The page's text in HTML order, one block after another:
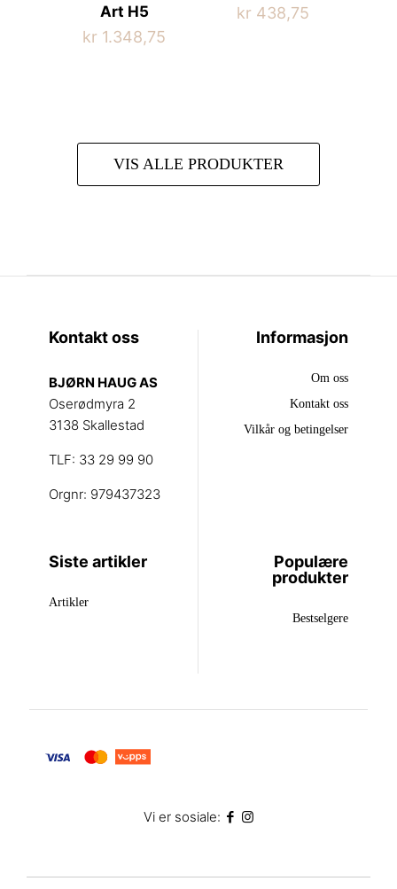
Art H5
kr 1.348,75
kr 438,75
VIS ALLE PRODUKTER
Kontakt oss
BJØRN HAUG AS
Oserødmyra 2
3138 Skallestad
TLF: 33 29 99 90
Orgnr: 979437323
Informasjon
Om oss
Kontakt oss
Vilkår og betingelser
Siste artikler
Artikler
Populære
produkter
Bestselgere
Vi er sosiale: